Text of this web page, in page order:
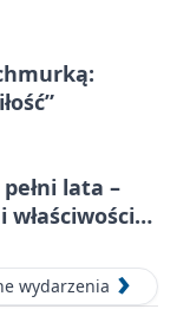
lata –
wydarzenia